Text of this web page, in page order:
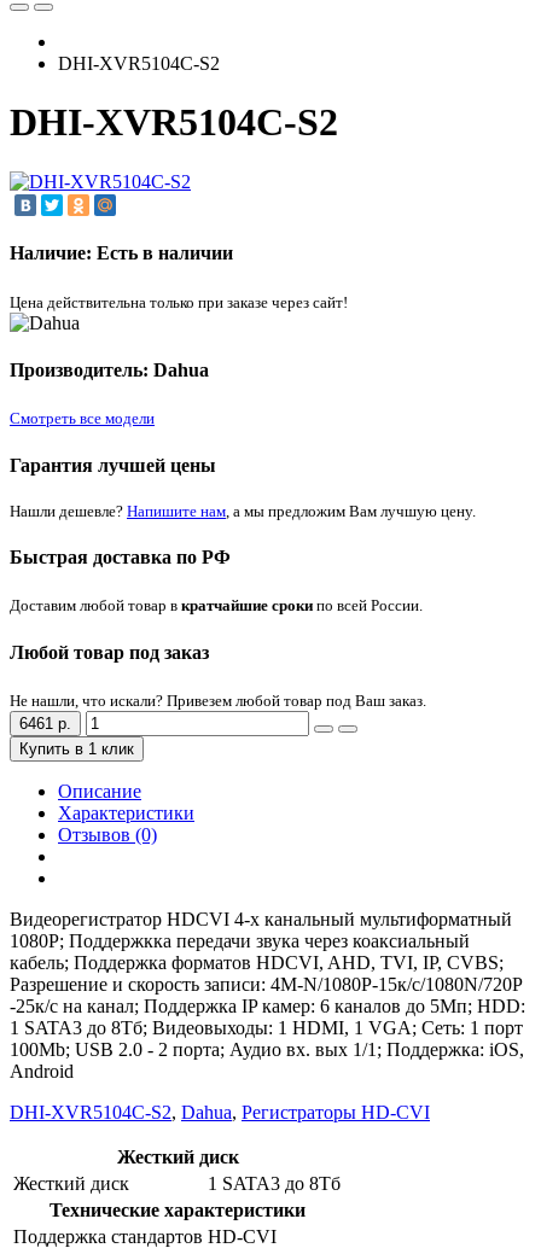
DHI-XVR5104C-S2
DHI-XVR5104C-S2
Наличие: Есть в наличии
Цена действительна только при заказе через сайт!
Производитель: Dahua
Смотреть все модели
Гарантия лучшей цены
Нашли дешевле? Напишите нам , а мы предложим Вам лучшую цену.
Быстрая доставка по РФ
Доставим любой товар в кратчайшие сроки по всей России.
Любой товар под заказ
Не нашли, что искали? Привезем любой товар под Ваш заказ.
6461 р.
Купить в 1 клик
Описание
Характеристики
Отзывов (0)
Видеорегистратор HDCVI 4-х канальный мультиформатный
1080P; Поддержкка передачи звука через коаксиальный
кабель; Поддержка форматов HDCVI, AHD, TVI, IP, CVBS;
Разрешение и скорость записи: 4M-N/1080P-15к/с/1080N/720Р
-25к/с на канал; Поддержка IP камер: 6 каналов до 5Мп; HDD:
1 SATA3 до 8Тб; Видеовыходы: 1 HDMI, 1 VGA; Сеть: 1 порт
100Mb; USB 2.0 - 2 порта; Аудио вх. вых 1/1; Поддержка: iOS,
Android
DHI-XVR5104C-S2, Dahua, Регистраторы HD-CVI
Жесткий диск
Жесткий диск
1 SATA3 до 8Тб
Технические характеристики
Поддержка стандартов HD-CVI